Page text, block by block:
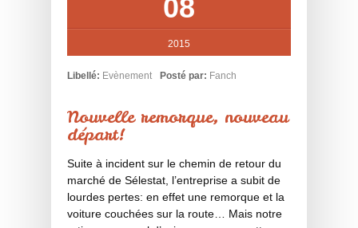
08
2015
Libellé: Evènement Posté par: Fanch
Nouvelle remorque, nouveau
départ!
Suite à incident sur le chemin de retour du
marché de Sélestat, l’entreprise a subit de
lourdes pertes: en effet une remorque et la
voiture couchées sur la route… Mais notre